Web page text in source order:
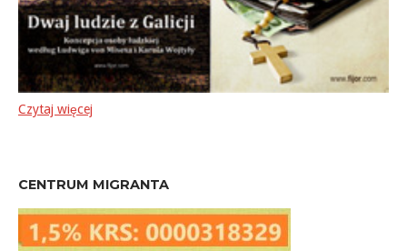
Czytaj więcej
CENTRUM MIGRANTA